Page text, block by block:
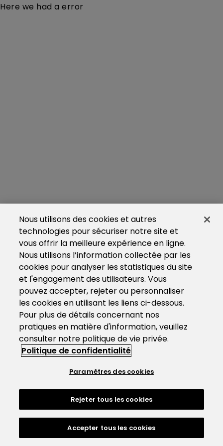
Here we had a error
Nous utilisons des cookies et autres
technologies pour sécuriser notre site et
vous offrir la meilleure expérience en ligne.
Nous utilisons l’information collectée par les
cookies pour analyser les statistiques du site
et l'engagement des utilisateurs. Vous
pouvez accepter, rejeter ou personnaliser
les cookies en utilisant les liens ci-dessous.
Pour plus de détails concernant nos
pratiques en matière d'information, veuillez
consulter notre politique de vie privée.
Politique de confidentialité
Paramètres des cookies
Rejeter tous les cookies
Accepter tous les cookies